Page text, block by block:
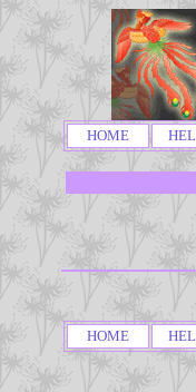
HOME
HOME